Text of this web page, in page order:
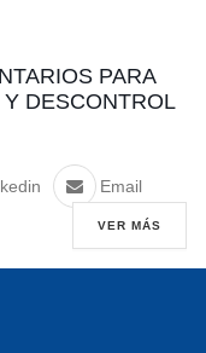
PARA
DESCONTROL
Email
VER MÁS